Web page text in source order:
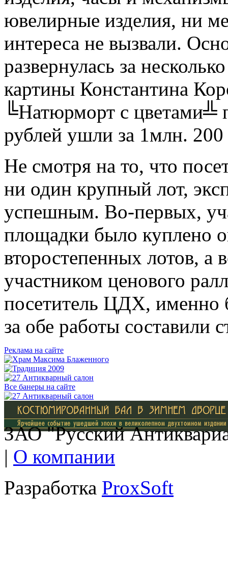
ювелирные изделия, ни
интереса не вызвали.
развернулась за
картины Константина
╚Натюрморт с цветами╩
рублей ушли за 1млн.
Не смотря на то, что
ни один крупный лот,
успешным. Во-первых,
площадки было куплено
второстепенных лотов, а
участником ценового
посетитель ЦДХ, именно
за обе работы составили
Реклама на сайте
Все банеры на сайте
ЗАО "Русский
| О компании
Разработка ProxSoft